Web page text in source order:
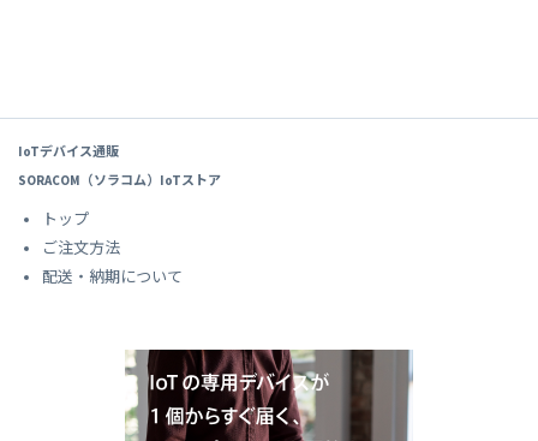
IoTデバイス通販
SORACOM（ソラコム）IoTストア
トップ
ご注文方法
配送・納期について